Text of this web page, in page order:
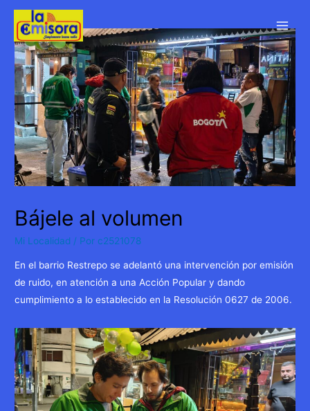
contenido
Main
Bájele al volumen
Mi Localidad / Por c2521078
En el barrio Restrepo se adelantó una intervención por emisión
de ruido, en atención a una Acción Popular y dando
cumplimiento a lo establecido en la Resolución 0627 de 2006.